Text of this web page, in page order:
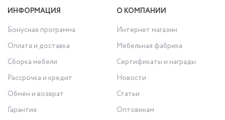
ИНФОРМАЦИЯ
Бонусная программа
Оплата и доставка
Сборка мебели
Рассрочка и кредит
Обмен и возврат
Гарантия
О КОМПАНИИ
Интернет магазин
Мебельная фабрика
Сертификаты и награды
Новости
Статьи
Оптовикам